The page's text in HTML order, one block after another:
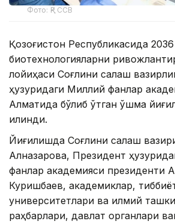
Фото: ҚР ССВ
Қозоғистон Республикасида
биотехнологияларни
лойиҳаси Соғлиқни сақлаш
ҳузуридаги Миллий фанлар
Алматида бўлиб ўтган қўшма
қилинди.
Йиғилишда Соғлиқни сақлаш
Алназарова, Президент
фанлар академияси президенти
Куришбаев, академиклар,
университетлари ва илмий
раҳбарлари, давлат органлари